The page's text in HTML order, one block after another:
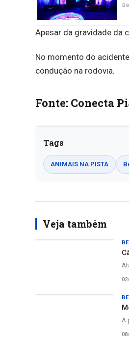
Apesar da gravidade da
No momento do
condução na rodovia.
Fonte: Conecta
Tags
ANIMAIS NA PISTA
Veja também
A